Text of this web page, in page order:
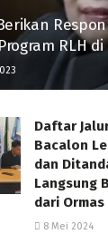
RLH
Daftar
Bacalon
dan
Langsung
dari Ormas
8 Mei 2024